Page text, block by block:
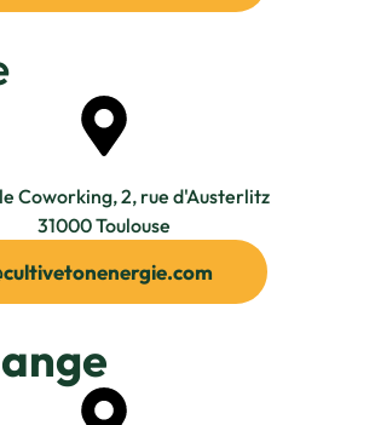
Coworking, 2, rue d'Austerlitz
31000 Toulouse